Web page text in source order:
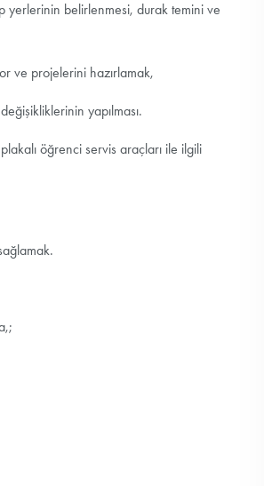
belirlenmesi, durak temini ve
ve projelerini hazırlamak,
yapılması.
öğrenci servis araçları ile ilgili